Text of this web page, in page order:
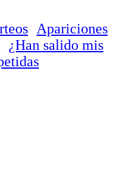
Apariciones
¿Han salido mis